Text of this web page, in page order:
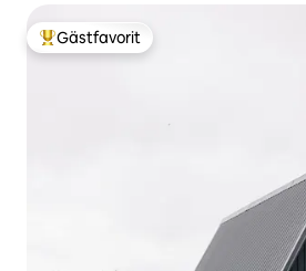
Populär gästfavorit
Gästfavorit